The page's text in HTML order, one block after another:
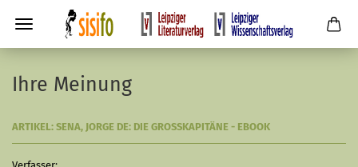
Ihre Meinung
ARTIKEL: SENA, JORGE DE: DIE GROSSKAPITÄNE - EBOOK